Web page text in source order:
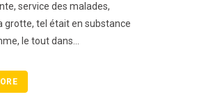
service des malades,
grotte, tel était en substance
le tout dans...